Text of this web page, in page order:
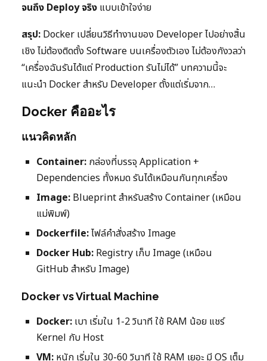
จนถึง Deploy จริง แบบเข้าใจง่าย
สรุป: Docker เปลี่ยนวิธีทำงานของ Developer ไปอย่างสิ้น
เชิง ไม่ต้องติดตั้ง Software บนเครื่องตัวเอง ไม่ต้องกังวลว่า
“เครื่องฉันรันได้แต่ Production รันไม่ได้” บทความนี้จะ
แนะนำ Docker สำหรับ Developer ตั้งแต่เริ่มจาก…
Docker คืออะไร
แนวคิดหลัก
Container: กล่องที่บรรจุ Application +
Dependencies ทั้งหมด รันได้เหมือนกันทุกเครื่อง
Image: Blueprint สำหรับสร้าง Container (เหมือน
แม่พิมพ์)
Dockerfile:ไฟล์คำสั่งสร้าง Image
Docker Hub: Registry เก็บ Image (เหมือน
GitHub สำหรับ Image)
Docker vs Virtual Machine
Docker: เบา เริ่มใน 1-2 วินาที ใช้ RAM น้อย แชร์
Kernel กับ Host
VM: หนัก เริ่มใน 30-60 วินาที ใช้ RAM เยอะ มี OS เต็ม